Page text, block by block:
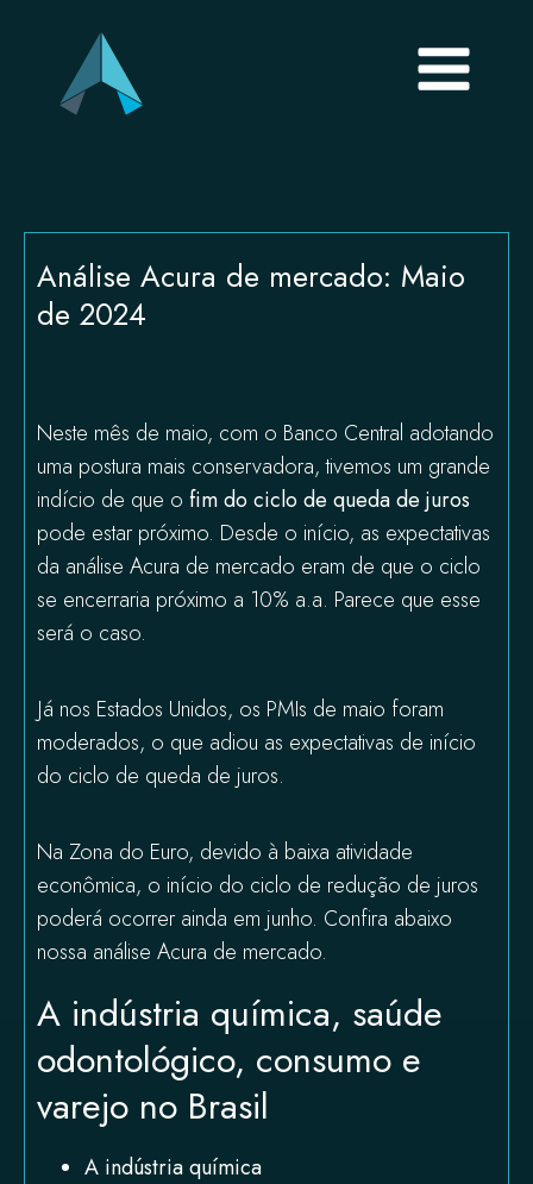
Análise Acura de mercado: Maio
de 2024
Neste mês de maio, com o Banco Central adotando
uma postura mais conservadora, tivemos um grande
indício de que o fim do ciclo de queda de juros
pode estar próximo. Desde o início, as expectativas
da análise Acura de mercado eram de que o ciclo
se encerraria próximo a 10% a.a. Parece que esse
será o caso.
Já nos Estados Unidos, os PMIs de maio foram
moderados, o que adiou as expectativas de início
do ciclo de queda de juros.
Na Zona do Euro, devido à baixa atividade
econômica, o início do ciclo de redução de juros
poderá ocorrer ainda em junho. Confira abaixo
nossa análise Acura de mercado.
A indústria química, saúde
odontológico, consumo e
varejo no Brasil
A indústria química